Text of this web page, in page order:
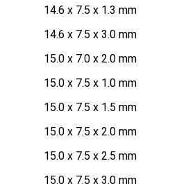
14.6 x 7.5 x 1.3 mm
14.6 x 7.5 x 3.0 mm
15.0 x 7.0 x 2.0 mm
15.0 x 7.5 x 1.0 mm
15.0 x 7.5 x 1.5 mm
15.0 x 7.5 x 2.0 mm
15.0 x 7.5 x 2.5 mm
15.0 x 7.5 x 3.0 mm